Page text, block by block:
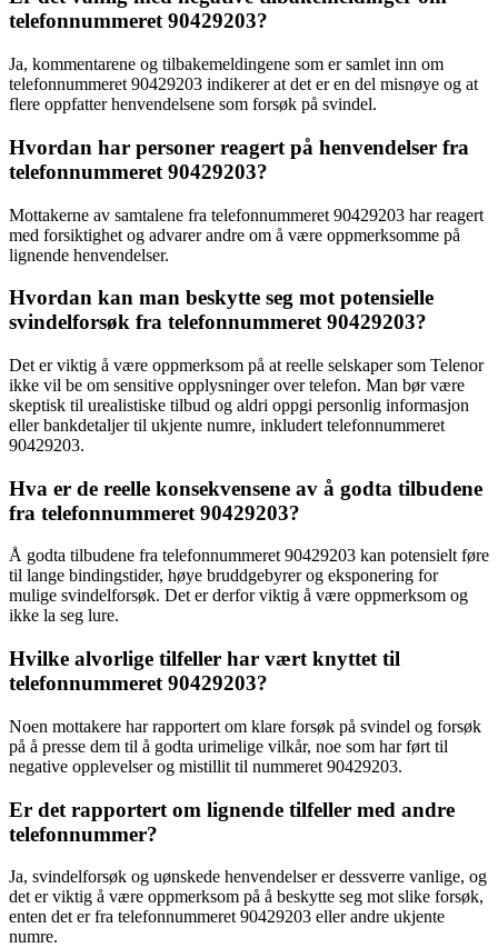
telefonnummeret 90429203?
Ja, kommentarene og tilbakemeldingene som er samlet inn om
telefonnummeret 90429203 indikerer at det er en del misnøye og at
flere oppfatter henvendelsene som forsøk på svindel.
Hvordan har personer reagert på henvendelser fra
telefonnummeret 90429203?
Mottakerne av samtalene fra telefonnummeret 90429203 har reagert
med forsiktighet og advarer andre om å være oppmerksomme på
lignende henvendelser.
Hvordan kan man beskytte seg mot potensielle
svindelforsøk fra telefonnummeret 90429203?
Det er viktig å være oppmerksom på at reelle selskaper som Telenor
ikke vil be om sensitive opplysninger over telefon. Man bør være
skeptisk til urealistiske tilbud og aldri oppgi personlig informasjon
eller bankdetaljer til ukjente numre, inkludert telefonnummeret
90429203.
Hva er de reelle konsekvensene av å godta tilbudene
fra telefonnummeret 90429203?
Å godta tilbudene fra telefonnummeret 90429203 kan potensielt føre
til lange bindingstider, høye bruddgebyrer og eksponering for
mulige svindelforsøk. Det er derfor viktig å være oppmerksom og
ikke la seg lure.
Hvilke alvorlige tilfeller har vært knyttet til
telefonnummeret 90429203?
Noen mottakere har rapportert om klare forsøk på svindel og forsøk
på å presse dem til å godta urimelige vilkår, noe som har ført til
negative opplevelser og mistillit til nummeret 90429203.
Er det rapportert om lignende tilfeller med andre
telefonnummer?
Ja, svindelforsøk og uønskede henvendelser er dessverre vanlige, og
det er viktig å være oppmerksom på å beskytte seg mot slike forsøk,
enten det er fra telefonnummeret 90429203 eller andre ukjente
numre.